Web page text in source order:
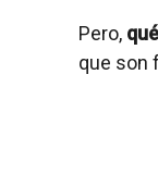
Pero,
que son